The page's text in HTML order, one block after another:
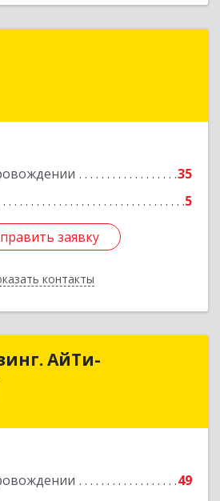
35
5
заявку
контакты
обл, Вяземский м. р-н,
Подробнее
заявку
Назад
АйТи-
49
АйТи-
Подробнее